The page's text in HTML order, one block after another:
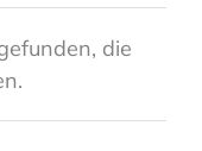
die